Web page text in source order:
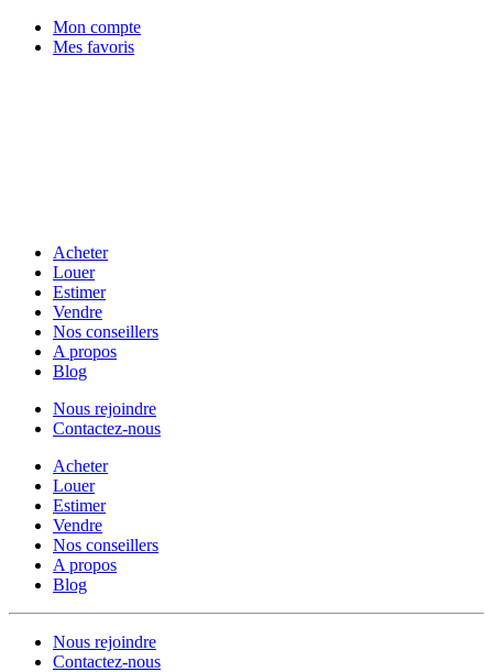
Mon compte
Mes favoris
Acheter
Louer
Estimer
Vendre
Nos conseillers
A propos
Blog
Nous rejoindre
Contactez-nous
Acheter
Louer
Estimer
Vendre
Nos conseillers
A propos
Blog
Nous rejoindre
Contactez-nous